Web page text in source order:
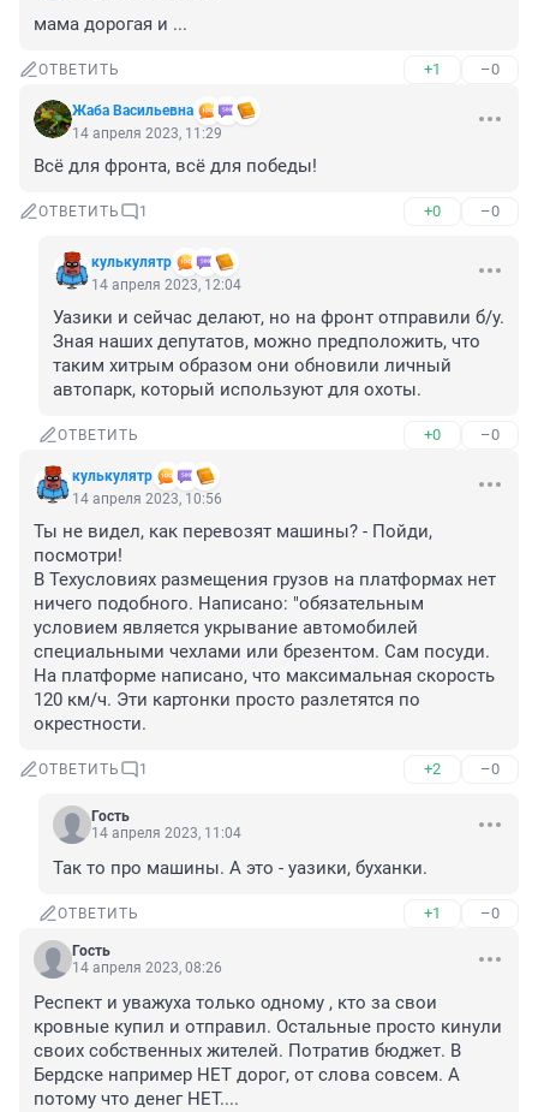
мама дорогая и ...
ОТВЕТИТЬ +1 –0
Жаба Васильевна
14 апреля 2023, 11:29
Всё для фронта, всё для победы!
ОТВЕТИТЬ 1 +0 –0
кулькулятр
14 апреля 2023, 12:04
Уазики и сейчас делают, но на фронт отправили б/у.
Зная наших депутатов, можно предположить, что
таким хитрым образом они обновили личный
автопарк, который используют для охоты.
ОТВЕТИТЬ +0 –0
кулькулятр
14 апреля 2023, 10:56
Ты не видел, как перевозят машины? - Пойди,
посмотри!
В Техусловиях размещения грузов на платформах нет
ничего подобного. Написано: "обязательным
условием является укрывание автомобилей
специальными чехлами или брезентом. Сам посуди.
На платформе написано, что максимальная скорость
120 км/ч. Эти картонки просто разлетятся по
окрестности.
ОТВЕТИТЬ 1 +2 –0
Гость
14 апреля 2023, 11:04
Так то про машины. А это - уазики, буханки.
ОТВЕТИТЬ +1 –0
Гость
14 апреля 2023, 08:26
Респект и уважуха только одному , кто за свои
кровные купил и отправил. Остальные просто кинули
своих собственных жителей. Потратив бюджет. В
Бердске например НЕТ дорог, от слова совсем. А
потому что денег НЕТ....